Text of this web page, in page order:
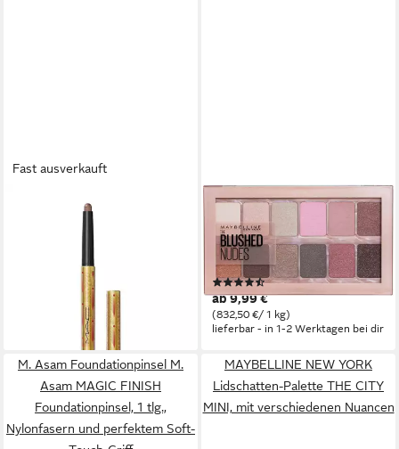
Fast ausverkauft
Lidschatten Chrorayon
Lidschattenstift - Farbton:
Flirty Martini
(14.893,75 €/ 1 kg)
lieferbar - in 7-9 Werktagen bei dir
MAYBELLINE NEW YORK
Lidschatten-Palette THE
BLUSH NUDES, mit
verschiedenen Nuancen
(219)
ab 9,99 €
(832,50 €/ 1 kg)
lieferbar - in 1-2 Werktagen bei dir
M. Asam Foundationpinsel M.
Asam MAGIC FINISH
Foundationpinsel, 1 tlg.,
Nylonfasern und perfektem Soft-
MAYBELLINE NEW YORK
Lidschatten-Palette THE CITY
MINI, mit verschiedenen Nuancen